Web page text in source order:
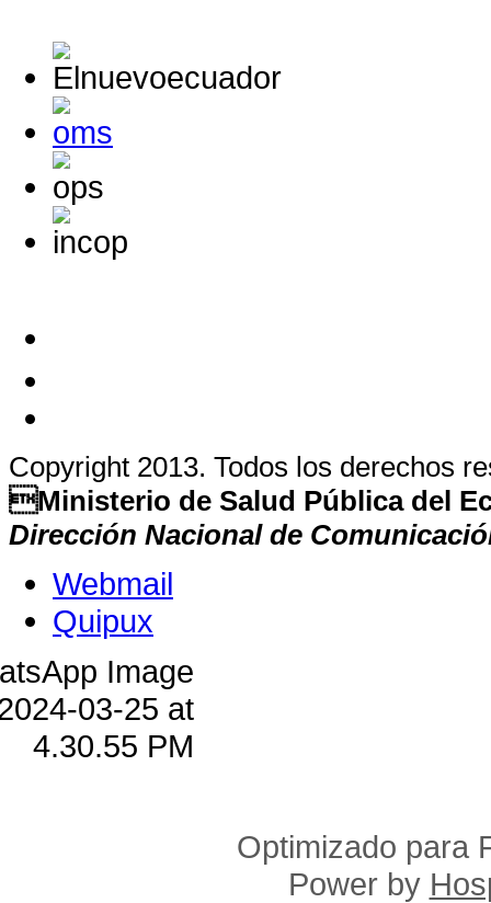
Copyright 2013. Todos los derechos
Ministerio de Salud Pública del
Dirección Nacional de
Webmail
Quipux
Optimizado para
Power by